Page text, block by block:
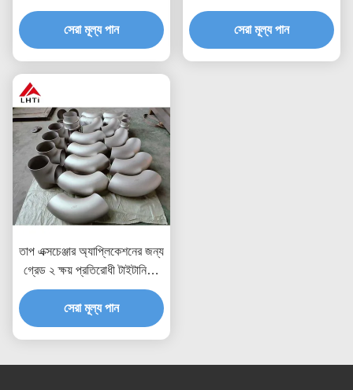
4.51G/Cm3 ঘনত্ব
1000Mpa প্রসার্য শক্তি
সেরা মূল্য পান সেরা মূল্য পান
তাপ এক্সচেঞ্জার অ্যাপ্লিকেশনের জন্য
গ্রেড ২ ক্ষয় প্রতিরোধী টাইটানিয়াম
টিউব এবং পাইপ
সেরা মূল্য পান